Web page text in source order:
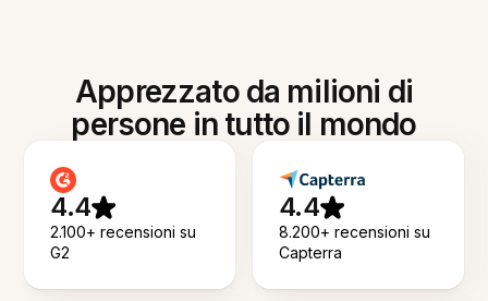
Apprezzato da milioni di
persone in tutto il mondo
4.4
2.100+ recensioni su
G2
4.4
8.200+ recensioni su
Capterra